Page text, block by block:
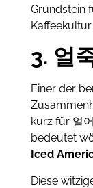
Grundstein
3. 얼
Einer der
kurz für 얼
bedeutet
Iced
Diese